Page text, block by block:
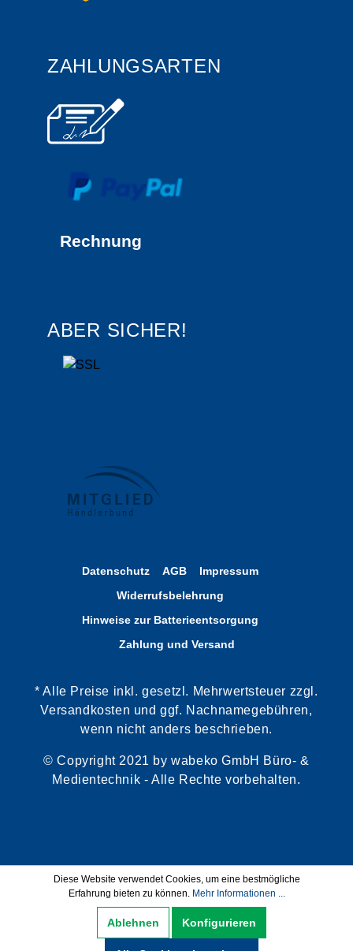
ZAHLUNGSARTEN
Rechnung
ABER SICHER!
Datenschutz AGB
Impressum
Widerrufsbelehrung
Hinweise zur Batterieentsorgung
Zahlung und Versand
* Alle Preise inkl. gesetzl. Mehrwertsteuer zzgl.
Versandkosten und ggf. Nachnamegebühren,
wenn nicht anders beschrieben.
© Copyright 2021 by wabeko GmbH Büro- &
Medientechnik - Alle Rechte vorbehalten.
Diese Website verwendet Cookies, um eine bestmögliche
Erfahrung bieten zu können. Mehr Informationen ...
Ablehnen Konfigurieren